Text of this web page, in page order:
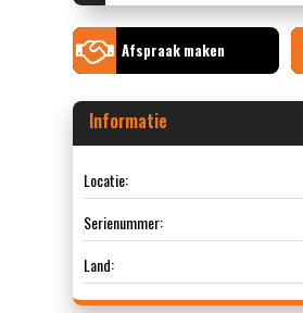
Afspraak maken
Informatie
Locatie:
Serienummer:
Land: